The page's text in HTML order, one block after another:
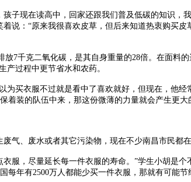
现在读高中，回家还跟我们普及低碳的知识，
说：“原来我很喜欢皮草，但后来知道热衷购买
千克二氧化碳，是其自身重量的28倍。在面料
产过程中更节省水和农药。
衣服不过就是看中了喜欢就好，但现在，他经
装的队伍中来，那这份微薄的力量就会产生更大
、废水或者其它污染物，现在不少南昌市民都在
，尽量延长每一件衣服的寿命。”学生小胡是
年有2500万人都能少买一件衣服，那就有可能